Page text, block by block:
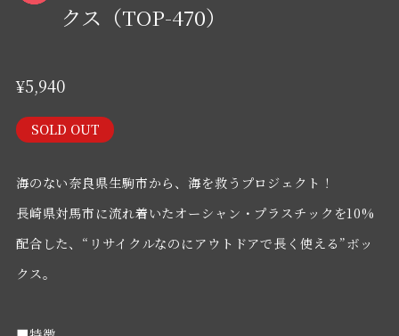
クス（TOP-470）
¥5,940
SOLD OUT
海のない奈良県生駒市から、海を救うプロジェクト！
長崎県対馬市に流れ着いたオーシャン・プラスチックを10%
配合した、“リサイクルなのにアウトドアで長く使える”ボッ
クス。